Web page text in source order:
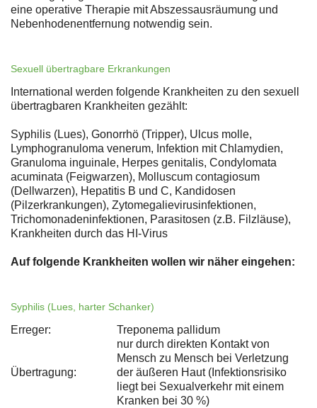
eine operative Therapie mit Abszessausräumung und
Nebenhodenentfernung notwendig sein.
Sexuell übertragbare Erkrankungen
International werden folgende Krankheiten zu den sexuell
übertragbaren Krankheiten gezählt:
Syphilis (Lues), Gonorrhö (Tripper), Ulcus molle,
Lymphogranuloma venerum, Infektion mit Chlamydien,
Granuloma inguinale, Herpes genitalis, Condylomata
acuminata (Feigwarzen), Molluscum contagiosum
(Dellwarzen), Hepatitis B und C, Kandidosen
(Pilzerkrankungen), Zytomegalievirusinfektionen,
Trichomonadeninfektionen, Parasitosen (z.B. Filzläuse),
Krankheiten durch das HI-Virus
Auf folgende Krankheiten wollen wir näher eingehen:
Syphilis (Lues, harter Schanker)
Erreger: Treponema pallidum
Übertragung:
nur durch direkten Kontakt von
Mensch zu Mensch bei Verletzung
der äußeren Haut (Infektionsrisiko
liegt bei Sexualverkehr mit einem
Kranken bei 30 %)